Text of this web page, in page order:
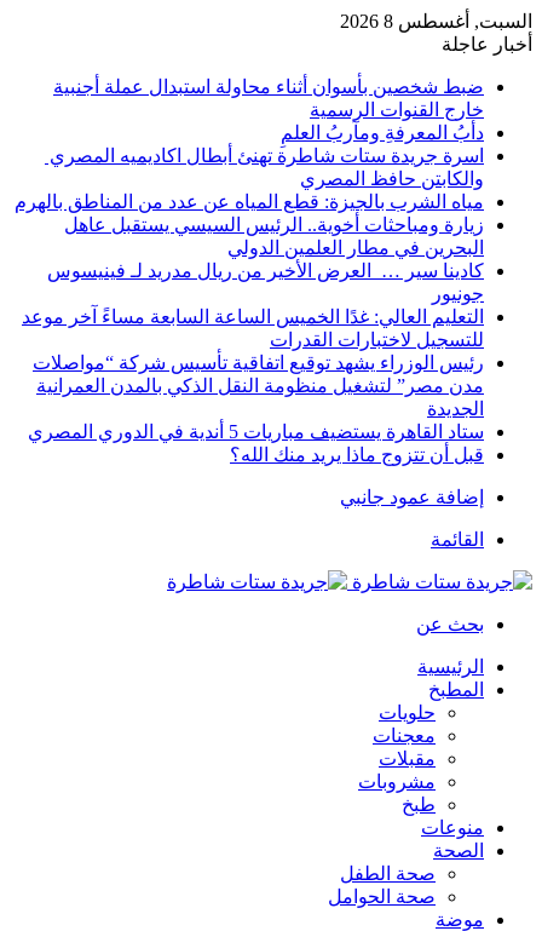
السبت, أغسطس 8 2026
أخبار عاجلة
ضبط شخصين بأسوان أثناء محاولة استبدال عملة أجنبية
خارج القنوات الرسمية
دأبُ المعرفةِ ومآربُ العلمِ
اسرة جريدة ستات شاطرة تهنئ أبطال اكاديميه المصري
والكابتن حافظ المصري
مياه الشرب بالجيزة: قطع المياه عن عدد من المناطق بالهرم
زيارة ومباحثات أخوية.. الرئيس السيسي يستقبل عاهل
البحرين في مطار العلمين الدولي
كادينا سير … العرض الأخير من ريال مدريد لـ فينيسوس
جونيور
التعليم العالي: غدًا الخميس الساعة السابعة مساءً آخر موعد
للتسجيل لاختبارات القدرات
رئيس الوزراء يشهد توقيع اتفاقية تأسيس شركة “مواصلات
مدن مصر” لتشغيل منظومة النقل الذكي بالمدن العمرانية
الجديدة
ستاد القاهرة يستضيف مباريات 5 أندية في الدوري المصري
قبل أن تتزوج ماذا يريد منك الله؟
إضافة عمود جانبي
القائمة
بحث عن
الرئيسية
المطبخ
حلويات
معجنات
مقبلات
مشروبات
طبخ
منوعات
الصحة
صحة الطفل
صحة الحوامل
موضة